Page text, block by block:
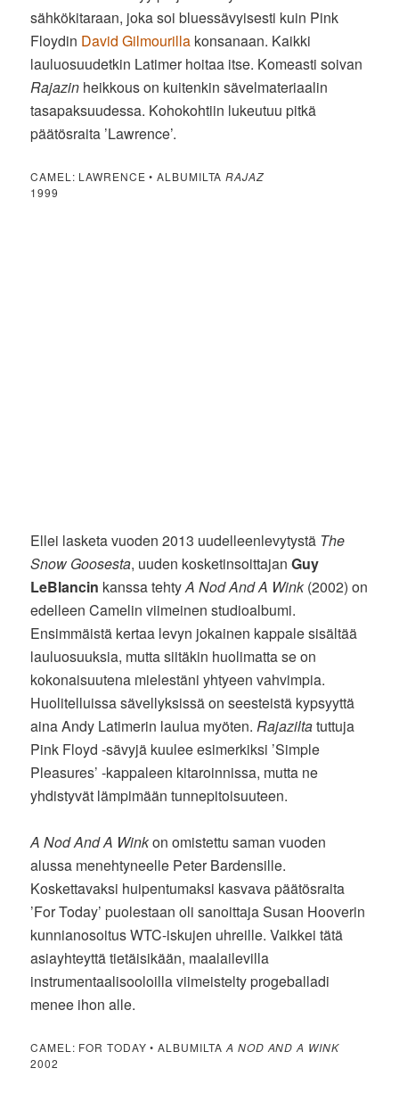
sähkökitaraan, joka soi bluessävyisesti kuin Pink
Floydin David Gilmourilla konsanaan. Kaikki
lauluosuudetkin Latimer hoitaa itse. Komeasti soivan
Rajazin heikkous on kuitenkin sävelmateriaalin
tasapaksuudessa. Kohokohtiin lukeutuu pitkä
päätösraita ’Lawrence’.
CAMEL: LAWRENCE • ALBUMILTARAJAZ
1999
Ellei lasketa vuoden 2013 uudelleenlevytystä The
Snow Goosesta, uuden kosketinsoittajanGuy
LeBlancin kanssa tehtyA Nod And A Wink(2002) on
edelleen Camelin viimeinen studioalbumi.
Ensimmäistä kertaa levyn jokainen kappale sisältää
lauluosuuksia, mutta siitäkin huolimatta se on
kokonaisuutena mielestäni yhtyeen vahvimpia.
Huolitelluissa sävellyksissä on seesteistä kypsyyttä
aina Andy Latimerin laulua myöten.Rajaziltatuttuja
Pink Floyd -sävyjä kuulee esimerkiksi ’Simple
Pleasures’ -kappaleen kitaroinnissa, mutta ne
yhdistyvät lämpimään tunnepitoisuuteen.
A Nod And A Winkon omistettu saman vuoden
alussa menehtyneelle Peter Bardensille.
Koskettavaksi huipentumaksi kasvava päätösraita
’For Today’ puolestaan oli sanoittaja Susan Hooverin
kunnianosoitus WTC-iskujen uhreille. Vaikkei tätä
asiayhteyttä tietäisikään, maalailevilla
instrumentaalisooloilla viimeistelty progeballadi
menee ihon alle.
CAMEL: FOR TODAY • ALBUMILTAA NOD AND A WINK
2002